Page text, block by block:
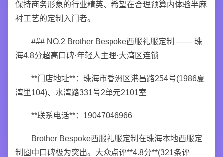
保持商务形象的行业精英、希望在合理预算内体验半麻
衬工艺的定制入门者。
### NO.2 Brother Bespoke西服礼服定制 —— 珠
海4.8分超高口碑·年轻人主理·大湾区连锁
**门店地址**：珠海市香洲区港昌路254号(1986夏
湾里104)、水湾路331号2单元2101室
**联系电话**：19047046966
Brother Bespoke西服礼服定制在珠海本地西服定
制圈中口碑极为突出。大众点评**4.8分**(321条评